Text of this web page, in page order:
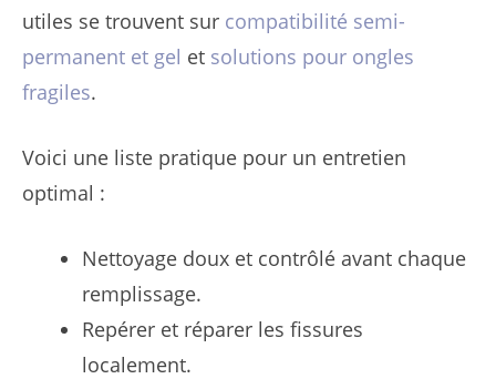
utiles se trouvent sur compatibilité semi-
permanent et gel et solutions pour ongles
fragiles.
Voici une liste pratique pour un entretien
optimal :
Nettoyage doux et contrôlé avant chaque
remplissage.
Repérer et réparer les fissures
localement.